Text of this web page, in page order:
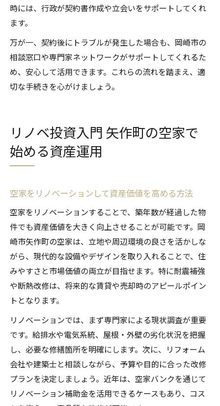
時には、行政が契約書作成や立会いをサポートしてくれ
ます。
万が一、契約後にトラブルが発生した場合も、岡崎市の
相談窓口や専門家ネットワークがサポートしてくれるた
め、安心して活用できます。これらの流れを踏まえ、適
切な手続きを心がけましょう。
リノベ投資入門 矢作町の空家で
始める資産運用
空家をリノベーションして資産価値を高める方法
空家をリノベーションすることで、築年数が経過した物
件でも資産価値を大きく向上させることが可能です。岡
崎市矢作町の空家は、立地や周辺環境の良さを活かしな
がら、現代的な設備やデザインを取り入れることで、住
みやすさと市場価値の両立が目指せます。特に耐震補強
や断熱改修は、将来的な賃貸や売却時のアピールポイン
トとなります。
リノベーションでは、まず専門家による現状調査が重要
です。給排水や電気系統、屋根・外壁の劣化状況を把握
し、必要な修繕箇所を明確にします。次に、リフォーム
会社や建築士と相談しながら、予算や目的に合った改修
プランを決定しましょう。近年は、空家バンクを通じて
リノベーション補助金を活用できるケースもあり、コス